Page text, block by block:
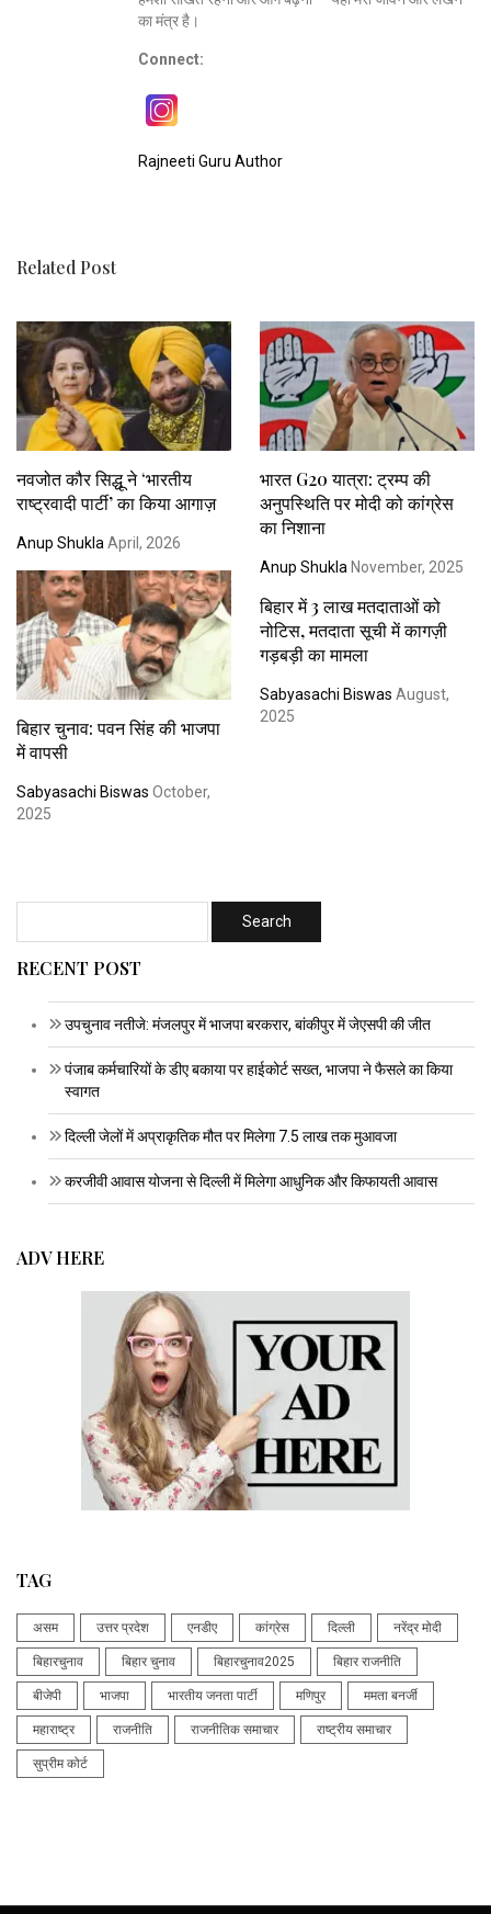
का मंत्र है।
Connect:
Rajneeti Guru Author
Related Post
नवजोत कौर सिद्धू ने ‘भारतीय
राष्ट्रवादी पार्टी’ का किया आगाज़
Anup Shukla April, 2026
भारत G20 यात्रा: ट्रम्प की
अनुपस्थिति पर मोदी को कांग्रेस
का निशाना
Anup Shukla November, 2025
बिहार चुनाव: पवन सिंह की भाजपा
में वापसी
Sabyasachi Biswas October,
2025
बिहार में 3 लाख मतदाताओं को
नोटिस, मतदाता सूची में कागज़ी
गड़बड़ी का मामला
Sabyasachi Biswas August,
2025
RECENT POST
उपचुनाव नतीजे: मंजलपुर में भाजपा बरकरार, बांकीपुर में जेएसपी की जीत
पंजाब कर्मचारियों के डीए बकाया पर हाईकोर्ट सख्त, भाजपा ने फैसले का किया
स्वागत
दिल्ली जेलों में अप्राकृतिक मौत पर मिलेगा 7.5 लाख तक मुआवजा
करजीवी आवास योजना से दिल्ली में मिलेगा आधुनिक और किफायती आवास
ADV HERE
TAG
असम उत्तर प्रदेश एनडीए कांग्रेस दिल्ली नरेंद्र मोदी
बिहारचुनाव बिहार चुनाव बिहारचुनाव2025 बिहार राजनीति
बीजेपी भाजपा भारतीय जनता पार्टी मणिपुर ममता बनर्जी
महाराष्ट्र राजनीति राजनीतिक समाचार राष्ट्रीय समाचार
सुप्रीम कोर्ट